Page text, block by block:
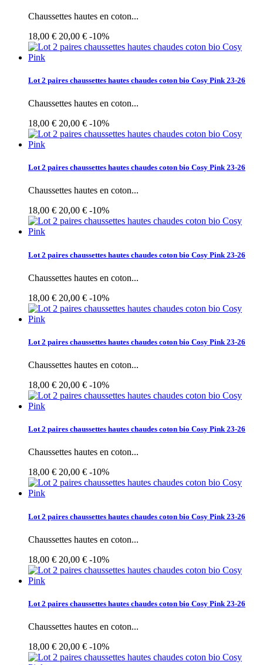
Chaussettes hautes en coton...
18,00 € 20,00 € -10%
Lot 2 paires chaussettes hautes chaudes coton bio Cosy Pink 23-26
Chaussettes hautes en coton...
18,00 € 20,00 € -10%
Lot 2 paires chaussettes hautes chaudes coton bio Cosy Pink 23-26
Chaussettes hautes en coton...
18,00 € 20,00 € -10%
Lot 2 paires chaussettes hautes chaudes coton bio Cosy Pink 23-26
Chaussettes hautes en coton...
18,00 € 20,00 € -10%
Lot 2 paires chaussettes hautes chaudes coton bio Cosy Pink 23-26
Chaussettes hautes en coton...
18,00 € 20,00 € -10%
Lot 2 paires chaussettes hautes chaudes coton bio Cosy Pink 23-26
Chaussettes hautes en coton...
18,00 € 20,00 € -10%
Lot 2 paires chaussettes hautes chaudes coton bio Cosy Pink 23-26
Chaussettes hautes en coton...
18,00 € 20,00 € -10%
Lot 2 paires chaussettes hautes chaudes coton bio Cosy Pink 23-26
Chaussettes hautes en coton...
18,00 € 20,00 € -10%